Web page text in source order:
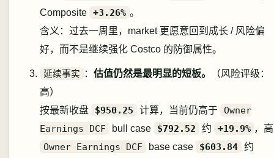
Composite +3.26% 。
含义：过去一周里，market 更愿意回到成长 / 风险偏
好，而不是继续强化 Costco 的防御属性。
延续事实 ： 估值仍然是最明显的短板。
（风险评级：
高）
按最新收盘
$950.25 计算，当前仍高于 Owner
Earnings DCF
bull case $792.52 约 +19.9% ，
Owner Earnings DCF
base case $603.84
约